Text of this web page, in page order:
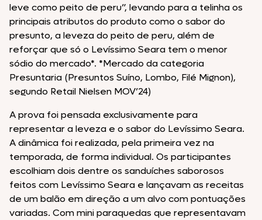
leve como peito de peru”, levando para a telinha os
principais atributos do produto como o sabor do
presunto, a leveza do peito de peru, além de
reforçar que só o Levíssimo Seara tem o menor
sódio do mercado*. *Mercado da categoria
Presuntaria (Presuntos Suíno, Lombo, Filé Mignon),
segundo Retail Nielsen MOV’24)
A prova foi pensada exclusivamente para
representar a leveza e o sabor do Levíssimo Seara.
A dinâmica foi realizada, pela primeira vez na
temporada, de forma individual. Os participantes
escolhiam dois dentre os sanduíches saborosos
feitos com Levíssimo Seara e lançavam as receitas
de um balão em direção a um alvo com pontuações
variadas. Com mini paraquedas que representavam